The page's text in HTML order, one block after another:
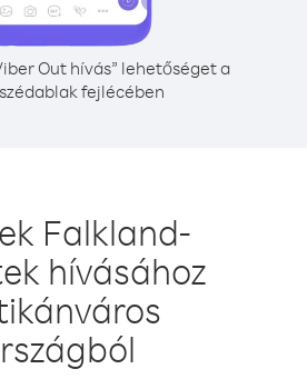
Out hívás” lehetőséget a
fejlécében
Falkland-
hívásához